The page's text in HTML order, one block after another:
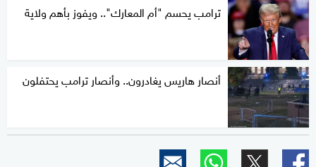
ترامب يحسم "أم المعارك".. ويفوز بأهم ولاية
أنصار هاريس يغادرون.. وأنصار ترامب يحتفلون